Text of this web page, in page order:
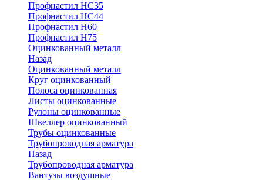
Профнастил НС35
Профнастил НС44
Профнастил Н60
Профнастил Н75
Оцинкованный металл
Назад
Оцинкованный металл
Круг оцинкованный
Полоса оцинкованная
Листы оцинкованные
Рулоны оцинкованные
Швеллер оцинкованный
Трубы оцинкованные
Трубопроводная арматура
Назад
Трубопроводная арматура
Вантузы воздушные